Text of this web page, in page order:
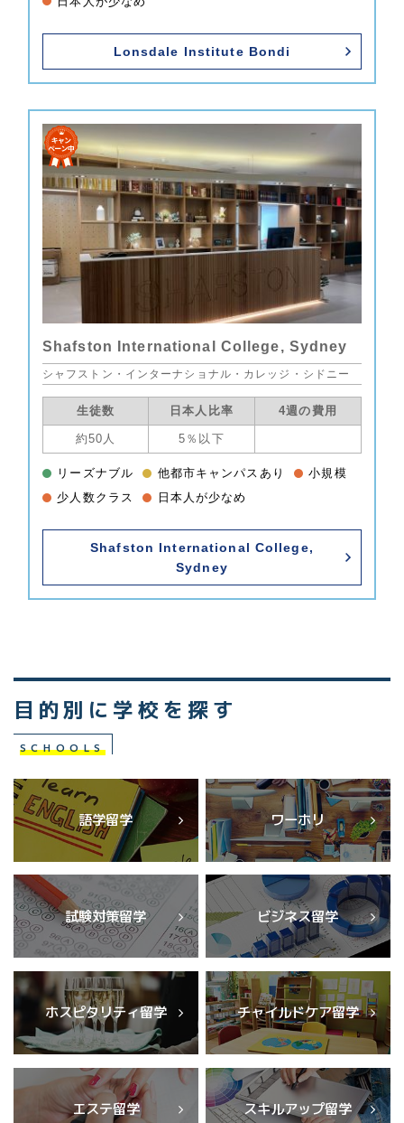
Lonsdale Institute Bondi
Shafston International College, Sydney
シャフストン・インターナショナル・カレッジ・シドニー
生徒数 日本人比率 4週の費用
約50人 5％以下
リーズナブル 他都市キャンパスあり
小規模
少人数クラス
日本人が少なめ
Shafston International College,
Sydney
目的別に学校を探す
SCHOOLS
語学留学 ワーホリ
試験対策留学 ビジネス留学
ホスピタリティ留学 チャイルドケア留学
エステ留学 スキルアップ留学